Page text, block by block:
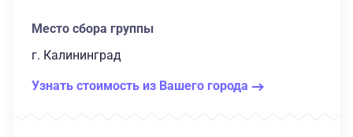
Место сбора группы
г. Калининград
Узнать стоимость из Вашего города